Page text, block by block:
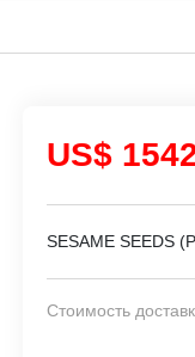
US$
SESAME SEEDS
Стоимость